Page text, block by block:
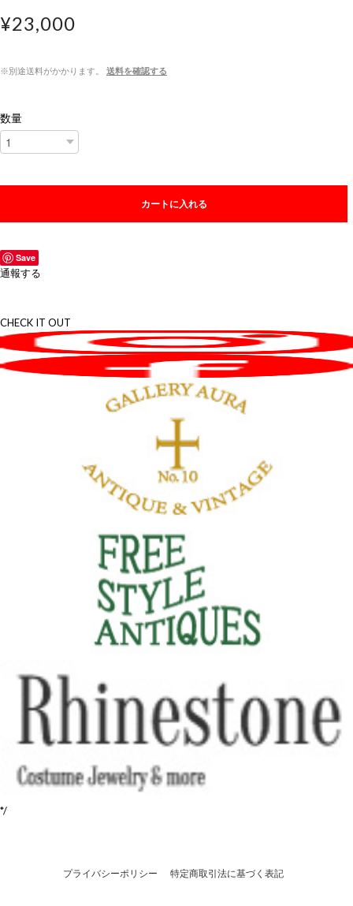
¥23,000
※別途送料がかかります。 送料を確認する
数量
カートに入れる
Save
通報する
CHECK IT OUT
*/
プライバシーポリシー 特定商取引法に基づく表記